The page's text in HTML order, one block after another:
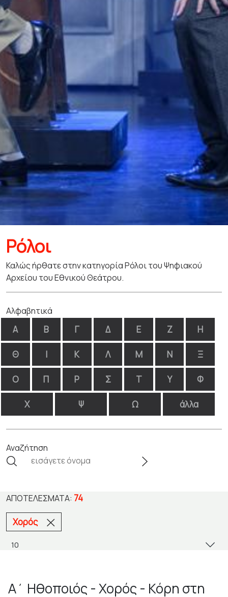
Ρόλοι
Καλώς ήρθατε στην κατηγορία Ρόλοι του Ψηφιακού
Αρχείου του Εθνικού Θεάτρου.
Αλφαβητικά
Α Β Γ Δ Ε Ζ Η
Θ Ι Κ Λ Μ Ν Ξ
Ο Π Ρ Σ Τ Υ Φ
Χ Ψ Ω άλλα
Αναζήτηση
ΑΠΟΤΕΛΈΣΜΑΤΑ: 74
Χορός
Α΄ Ηθοποιός - Χορός - Κόρη στη